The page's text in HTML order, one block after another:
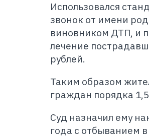
Использовался
звонок от имени
виновником ДТП, и
лечение
рублей.
Таким образом
граждан порядка
Суд назначил ему
года с отбыванием